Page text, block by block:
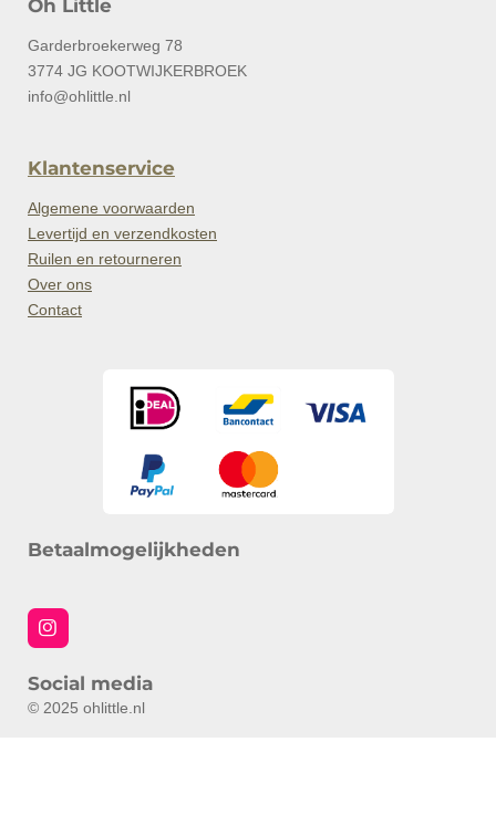
Oh Little
Garderbroekerweg 78
3774 JG KOOTWIJKERBROEK
info@ohlittle.nl
Klantenservice
Algemene voorwaarden
Levertijd en verzendkosten
Ruilen en retourneren
Over ons
Contact
Betaalmogelijkheden
I
n
t
a
Social media
© 2025 ohlittle.nl